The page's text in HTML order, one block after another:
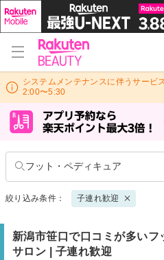
システムメンテナンスに伴うサービ
2:00〜5:30
フット・ペディキュア
絞り込み条件： 子連れ歓迎
新潟市笹口で口コミが多い
サロン | 子連れ歓迎